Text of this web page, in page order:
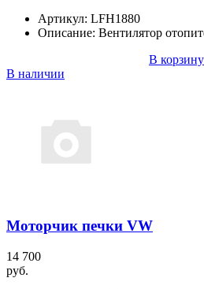
Артикул: LFH1880
Описание: Вентилятор
В корзину
В наличии
Моторчик печки VW
14 700
руб.